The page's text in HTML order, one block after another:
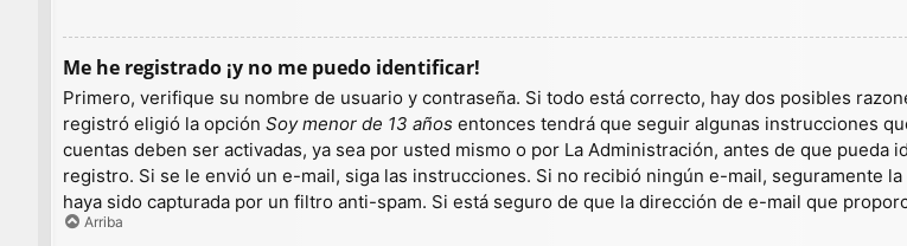
Me he registrado ¡y no me puedo identificar!
Primero, verifique su nombre de usuario y contraseña. Si todo está correcto, hay dos posibles
registró eligió la opción Soy menor de 13 años entonces tendrá que seguir algunas instrucciones
cuentas deben ser activadas, ya sea por usted mismo o por La Administración, antes de que
registro. Si se le envió un e-mail, siga las instrucciones. Si no recibió ningún e-mail, seguramente
haya sido capturada por un filtro anti-spam. Si está seguro de que la dirección de e-mail que
Arriba